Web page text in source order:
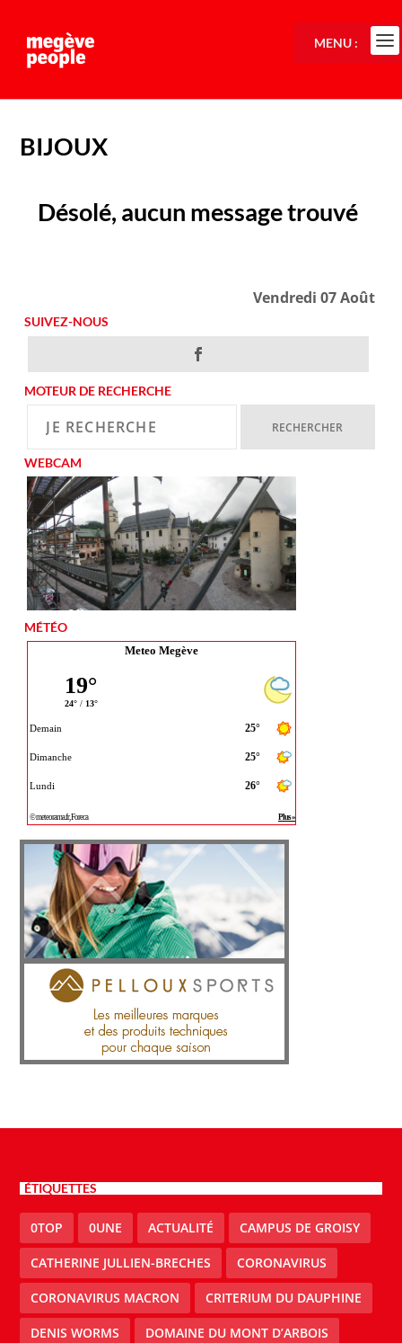
BIJOUX
Désolé, aucun message trouvé
Vendredi 07 Août
SUIVEZ-NOUS
MOTEUR DE RECHERCHE
WEBCAM
MÉTÉO
Meteo Megève
ÉTIQUETTES
0TOP 0UNE ACTUALITÉ CAMPUS DE GROISY
CATHERINE JULLIEN-BRECHES CORONAVIRUS
CORONAVIRUS MACRON CRITERIUM DU DAUPHINE
DENIS WORMS DOMAINE DU MONT D’ARBOIS
MENU :